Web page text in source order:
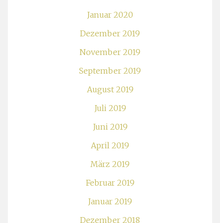
Juni 2019
April 2019
März 2019
Februar 2019
Januar 2019
Dezember 2018
November 2018
Oktober 2018
September 2018
August 2018
Juli 2018
Juni 2018